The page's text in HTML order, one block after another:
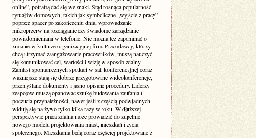
online”, potrafią dać się we znaki. Stąd rosnąca popularność
rytuałów domowych, takich jak symboliczne „wyjście z pracy”
poprzez spacer po zakończeniu dnia, wprowadzanie
mikroprzerw na rozciąganie czy świadome zarządzanie
powiadomieniami w telefonie. Nie można też zapominać o
zmianie w kulturze organizacyjnej firm. Pracodawcy, którzy
chcą utrzymać zaangażowanie pracowników, muszą nauczyć
się komunikować cel, wartości i wizję w sposób zdalny.
Zamiast spontanicznych spotkań w sali konferencyjnej coraz
ważniejsze stają się dobrze przygotowane wideokonferencje,
przemyślane dokumenty i jasno opisane procedury. Liderzy
zespołów muszą opanować sztukę budowania zaufania i
poczucia przynależności, nawet jeśli z częścią podwładnych
widują się na żywo tylko kilka razy w roku. W dłuższej
perspektywie praca zdalna może prowadzić do zupełnie
nowego modelu projektowania miast, mieszkań i życia
społecznego. Mieszkania będą coraz częściej projektowane z